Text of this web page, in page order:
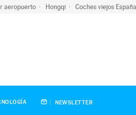
aeropuerto Hongqi Coches viejos España
NEWSLETTER